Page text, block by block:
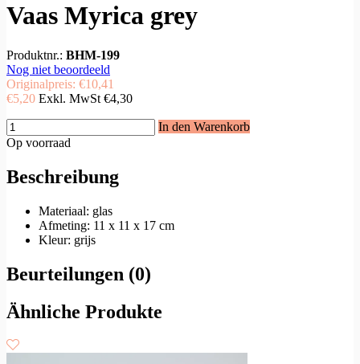
Vaas Myrica grey
Produktnr.: BHM-199
Nog niet beoordeeld
Originalpreis: €10,41
€5,20 Exkl. MwSt €4,30
In den Warenkorb
Op voorraad
Beschreibung
Materiaal: glas
Afmeting: 11 x 11 x 17 cm
Kleur: grijs
Beurteilungen (0)
Ähnliche Produkte